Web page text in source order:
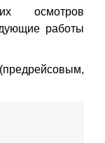
осмотров
работы